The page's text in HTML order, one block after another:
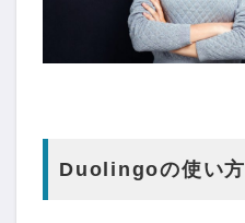
Duolingoの使い方